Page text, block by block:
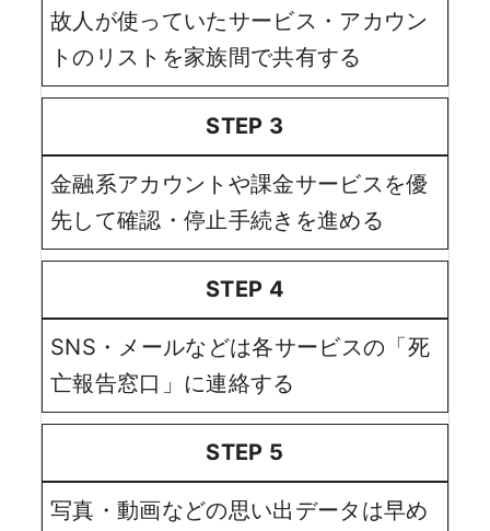
故人が使っていたサービス・アカウン
トのリストを家族間で共有する
STEP 3
金融系アカウントや課金サービスを優
先して確認・停止手続きを進める
STEP 4
SNS・メールなどは各サービスの「死
亡報告窓口」に連絡する
STEP 5
写真・動画などの思い出データは早め